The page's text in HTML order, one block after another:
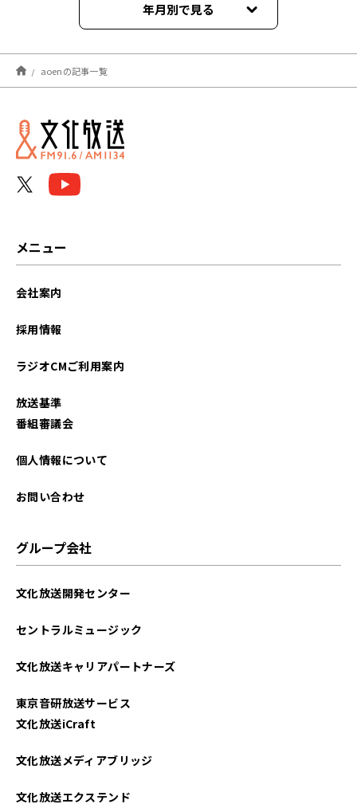
年月別で見る
2026年07月
2025年08月
aoenの記事一覧
メニュー
会社案内
採用情報
ラジオCMご利用案内
放送基準
番組審議会
個人情報について
お問い合わせ
グループ会社
文化放送開発センター
セントラルミュージック
文化放送キャリアパートナーズ
東京音研放送サービス
文化放送iCraft
文化放送メディアブリッジ
文化放送エクステンド